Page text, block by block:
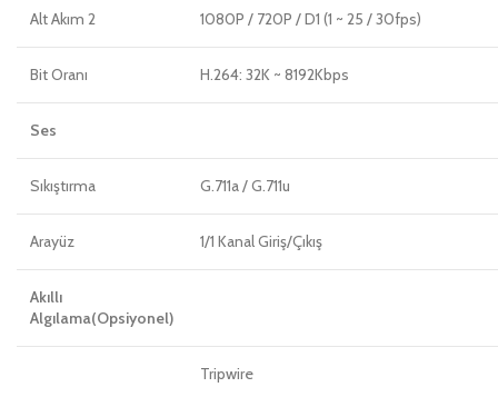
Alt Akım 2 1080P / 720P / D1 (1 ~ 25 / 30fps)
Bit Oranı H.264: 32K ~ 8192Kbps
Ses
Sıkıştırma G.711a / G.711u
Arayüz 1/1 Kanal Giriş/Çıkış
Akıllı
Algılama(Opsiyonel)
Tripwire